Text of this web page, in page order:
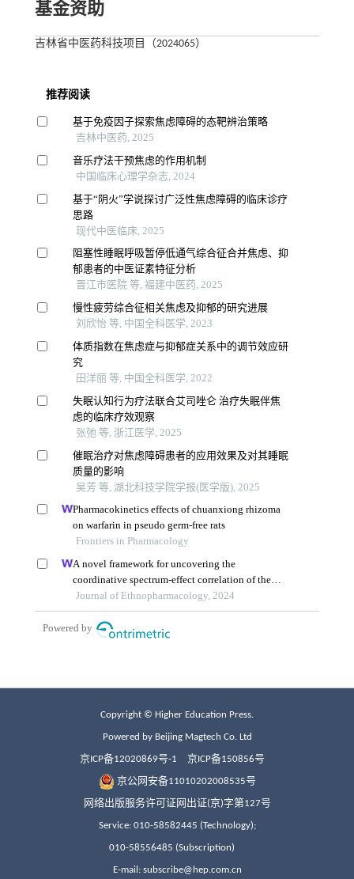
基金资助
吉林省中医药科技项目（2024065）
Copyright © Higher Education Press.
Powered by Beijing Magtech Co. Ltd
京ICP备12020869号-1 京ICP备150856号
京公网安备11010202008535号
网络出版服务许可证网出证(京)字第127号
Service: 010-58582445 (Technology);
010-58556485 (Subscription)
E-mail: subscribe@hep.com.cn